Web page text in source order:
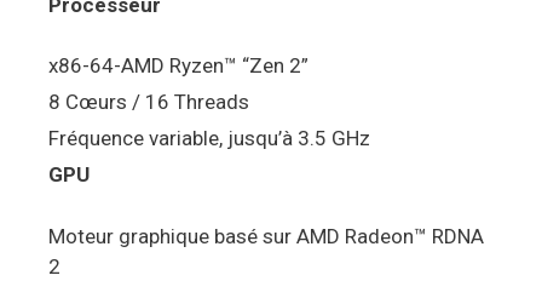
x86-64-AMD Ryzen™ “Zen 2”
8 Cœurs / 16 Threads
Fréquence variable, jusqu’à 3.5 GHz
GPU
Moteur graphique basé sur AMD Radeon™ RDNA
2